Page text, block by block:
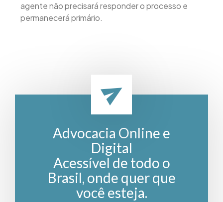
agente não precisará responder o processo e
permanecerá primário.
Advocacia Online e
Digital
Acessível de todo o
Brasil, onde quer que
você esteja.